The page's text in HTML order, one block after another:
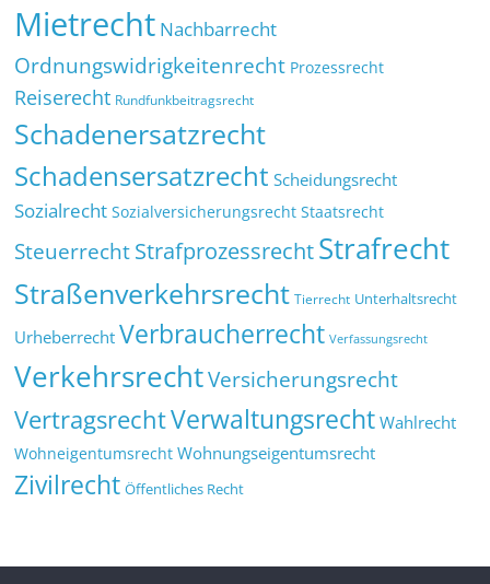
Mietrecht Nachbarrecht
Ordnungswidrigkeitenrecht Prozessrecht
Reiserecht Rundfunkbeitragsrecht
Schadenersatzrecht
Schadensersatzrecht Scheidungsrecht
Sozialrecht Sozialversicherungsrecht Staatsrecht
SteuerrechtStrafprozessrechtStrafrecht
Straßenverkehrsrecht Tierrecht Unterhaltsrecht
Urheberrecht Verbraucherrecht Verfassungsrecht
VerkehrsrechtVersicherungsrecht
VertragsrechtVerwaltungsrecht Wahlrecht
Wohneigentumsrecht Wohnungseigentumsrecht
Zivilrecht Öffentliches Recht